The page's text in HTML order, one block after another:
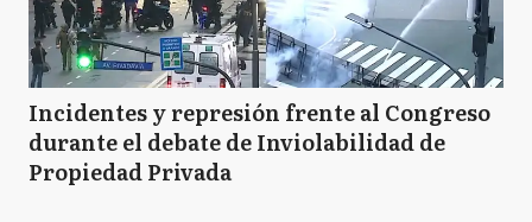
Incidentes y represión frente al Congreso
durante el debate de Inviolabilidad de
Propiedad Privada